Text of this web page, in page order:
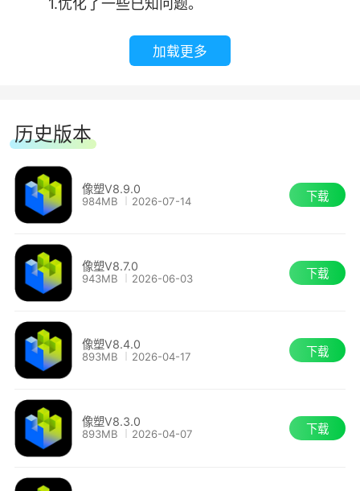
互动 AR 等潮流特效
3、专业好用的创作工具：强大的可视化脚
4、全方位的成长体系：完善的课程体系、专
属的导师指导、互助交流的社区, 不断扩展你的特
效创作能力
5、全方位的成长体系：完善的课程体系、专
属的导师指导、互助交流的社区, 不断扩展你的特
效创作能力
6、多元生态触手可得：加入抖音素材开放平
台，你创作的素材同时在特效、直播、表情商店等
分发，还可赢取现金激励、流量扶持
1.优化了一些已知问题。
加载更多
历史版本
像塑V8.9.0
984MB 2026-07-14 下载
像塑V8.7.0
943MB 2026-06-03 下载
像塑V8.4.0
893MB 2026-04-17 下载
像塑V8.3.0
893MB 2026-04-07 下载